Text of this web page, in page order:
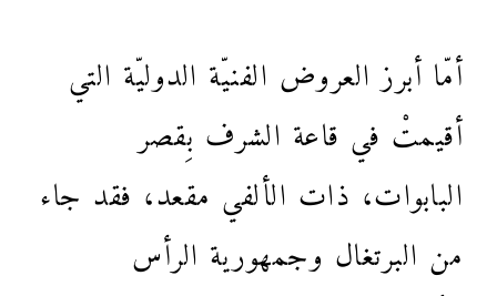
أمّا أبرز العروض الفنيّة الدوليّة التي
أقيمتْ في قاعة الشرف بِقصر
البابوات، ذات الألفي مقعد، فقد جاء
من البرتغال وجمهورية الرأس